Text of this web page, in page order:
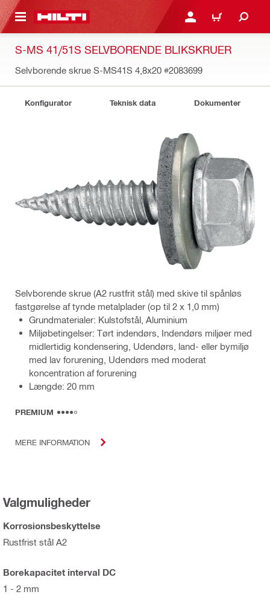
HOVEDINDHOLD LOG IND ELLER
INDKØBSKURV
S-MS 41/51S SELVBORENDE BLIKSKRUER
Selvborende skrue S-MS41S 4,8x20 #2083699
Konfigurator Teknisk data Dokumenter
Selvborende skrue (A2 rustfrit stål) med skive til spånløs
fastgørelse af tynde metalplader (op til 2 x 1,0 mm)
Grundmaterialer: Kulstofstål, Aluminium
Miljøbetingelser: Tørt indendørs, Indendørs miljøer med
midlertidig kondensering, Udendørs, land- eller bymiljø
med lav forurening, Udendørs med moderat
koncentration af forurening
Længde: 20 mm
PREMIUM
MERE INFORMATION
Valgmuligheder
Korrosionsbeskyttelse
Rustfrist stål A2
Borekapacitet interval DC
1 - 2 mm